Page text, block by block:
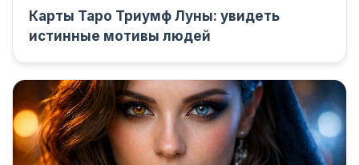
Карты Таро Триумф Луны: увидеть
истинные мотивы людей